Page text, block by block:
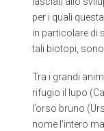
per i quali
in particolare di
tali biotopi,
Tra i grandi
rifugio il lupo
l’orso bruno
nome l’intero